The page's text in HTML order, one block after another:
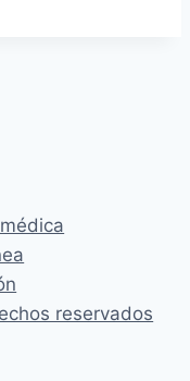
reservados